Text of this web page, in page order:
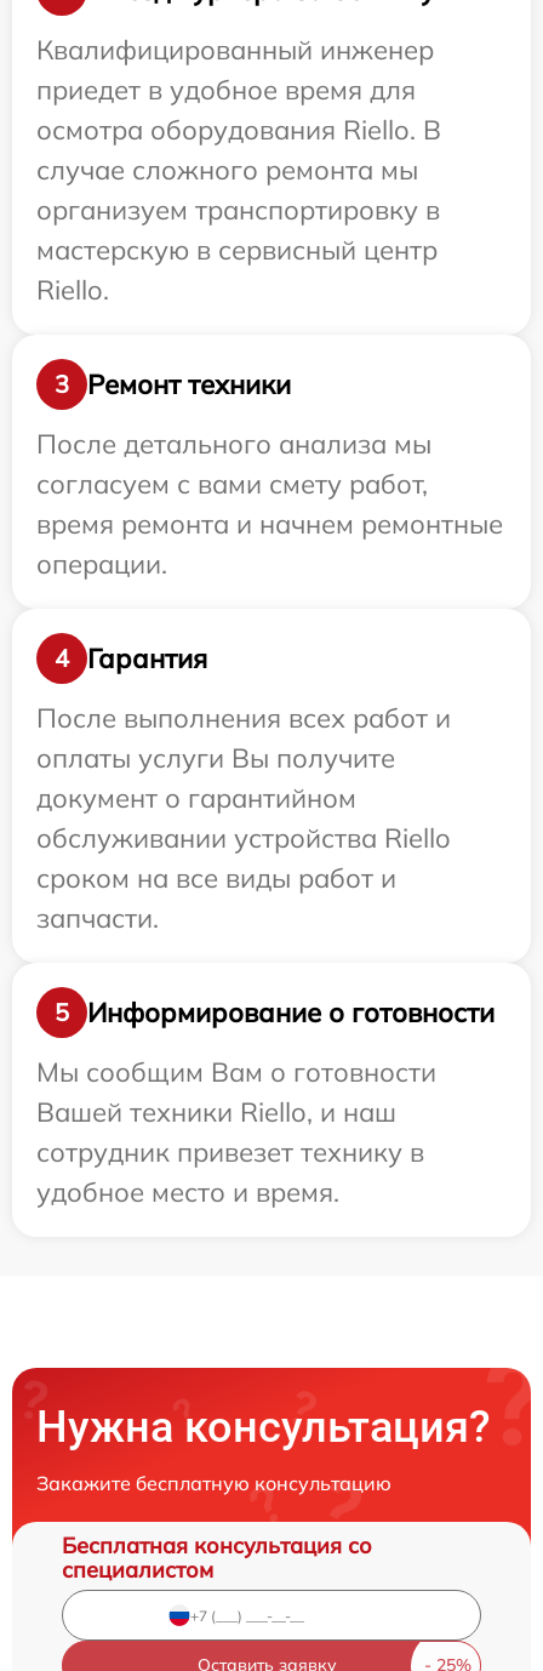
Квалифицированный инженер
приедет в удобное время для
осмотра оборудования Riello. В
случае сложного ремонта мы
организуем транспортировку в
мастерскую в сервисный центр
Riello.
3
Ремонт техники
После детального анализа мы
согласуем с вами смету работ,
время ремонта и начнем ремонтные
операции.
4
Гарантия
После выполнения всех работ и
оплаты услуги Вы получите
документ о гарантийном
обслуживании устройства Riello
сроком на все виды работ и
запчасти.
5
Информирование о готовности
Мы сообщим Вам о готовности
Вашей техники Riello, и наш
сотрудник привезет технику в
удобное место и время.
Нужна консультация?
Закажите бесплатную консультацию
Бесплатная консультация со
специалистом
Оставить заявку